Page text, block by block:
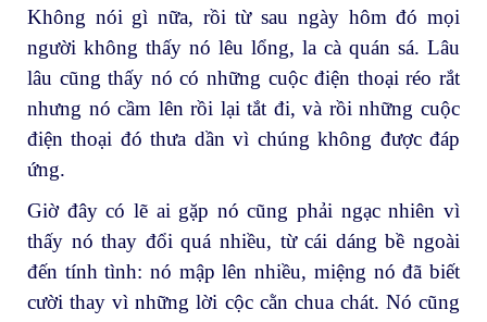
Không nói gì nữa, rồi từ sau ngày hôm đó mọi
người không thấy nó lêu lổng, la cà quán sá. Lâu
lâu cũng thấy nó có những cuộc điện thoại réo rắt
nhưng nó cầm lên rồi lại tắt đi, và rồi những cuộc
điện thoại đó thưa dần vì chúng không được đáp
ứng.
Giờ đây có lẽ ai gặp nó cũng phải ngạc nhiên vì
thấy nó thay đổi quá nhiều, từ cái dáng bề ngoài
đến tính tình: nó mập lên nhiều, miệng nó đã biết
cười thay vì những lời cộc cằn chua chát. Nó cũng